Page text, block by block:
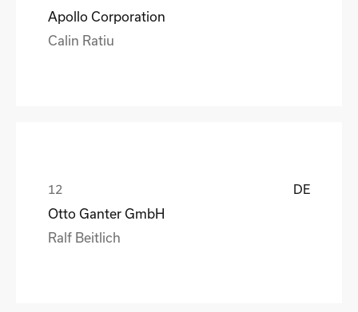
Apollo Corporation
Calin Ratiu
DE
Otto Ganter GmbH
Ralf Beitlich